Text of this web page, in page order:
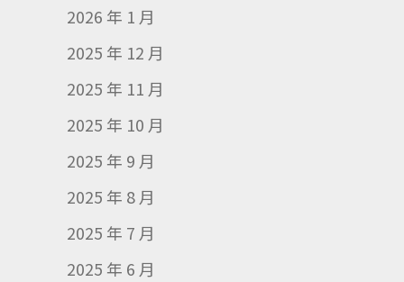
2026 年 1 月
2025 年 12 月
2025 年 11 月
2025 年 10 月
2025 年 9 月
2025 年 8 月
2025 年 7 月
2025 年 6 月